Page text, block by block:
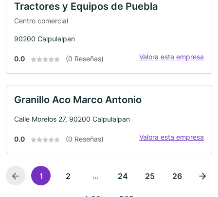
Tractores y Equipos de Puebla
Centro comercial
90200 Calpulalpan
0.0 (0 Reseñas) Valora esta empresa
Granillo Aco Marco Antonio
Calle Morelos 27, 90200 Calpulalpan
0.0 (0 Reseñas) Valora esta empresa
1 2 ... 24 25 26